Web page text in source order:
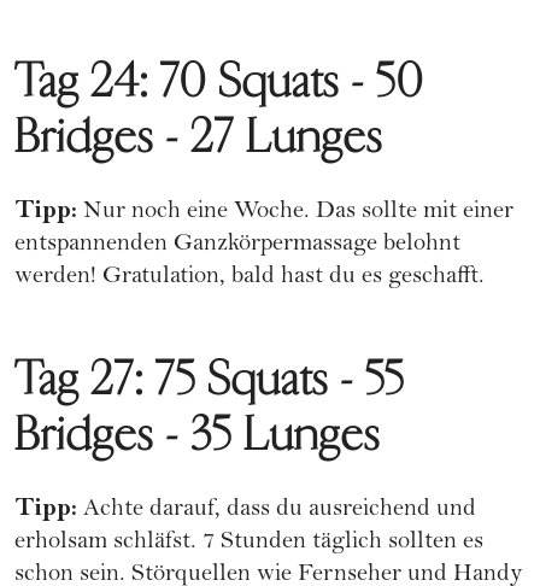
Tag 24: 70 Squats - 50
Bridges - 27 Lunges
Tipp: Nur noch eine Woche. Das sollte mit einer
entspannenden Ganzkörpermassage belohnt
werden! Gratulation, bald hast du es geschafft.
Tag 27: 75 Squats - 55
Bridges - 35 Lunges
Tipp: Achte darauf, dass du ausreichend und
erholsam schläfst. 7 Stunden täglich sollten es
schon sein. Störquellen wie Fernseher und Handy